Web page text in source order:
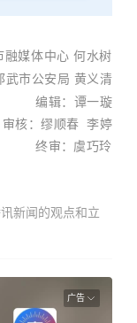
融媒体中心 何水树
武市公安局 黄义清
编辑：谭一璇
审核：缪顺春 李婷
终审： 虞巧玲
新闻的观点和立
广告